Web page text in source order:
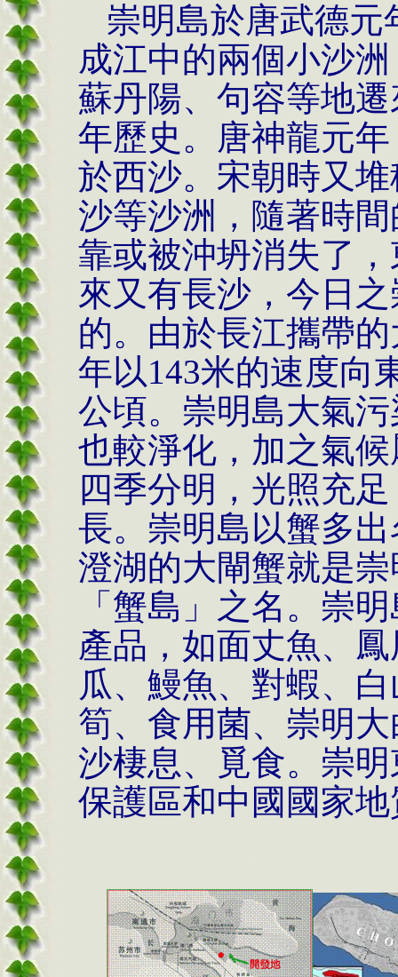
崇明島於唐武德元
成江中的兩個小沙
蘇丹陽、句容等地
年歷史。唐神龍元
於西沙。宋朝時又
沙等沙洲，隨著時
靠或被沖坍消失了
來又有長沙，今日
的。由於長江攜帶
年以143米的速度向
公頃。崇明島大氣
也較淨化，加之氣
四季分明，光照充
長。崇明島以蟹多
澄湖的大閘蟹就是
「蟹島」之名。崇
產品，如面丈魚、
瓜、鰻魚、對蝦、
筍、食用菌、崇明
沙棲息、覓食。崇
保護區和中國國家